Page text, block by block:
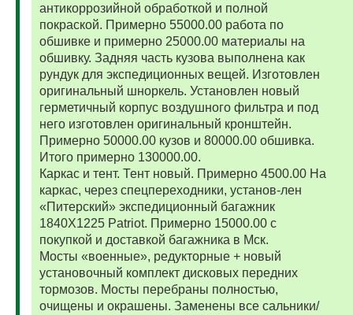
антикоррозийной обработкой и полной
покраской. Примерно 55000.00 работа по
обшивке и примерно 25000.00 материалы на
обшивку. Задняя часть кузова выполнена как
рундук для экспедиционных вещей. Изготовлен
оригинальный шноркель. Установлен новый
герметичный корпус воздушного фильтра и под
него изготовлен оригинальный кронштейн.
Примерно 50000.00 кузов и 80000.00 обшивка.
Итого примерно 130000.00.
Каркас и тент. Тент новый. Примерно 4500.00 На
каркас, через спецпереходники, установ-лен
«Питерский» экспедиционный багажник
1840Х1225 Patriot. Примерно 15000.00 с
покупкой и доставкой багажника в Мск.
Мосты «военные», редукторные + новый
установочный комплект дисковых передних
тормозов. Мосты перебраны полностью,
очищены и окрашены. Заменены все сальники/